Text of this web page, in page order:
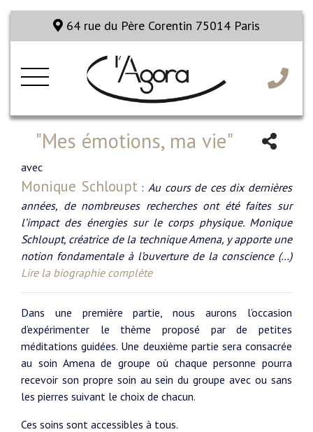
64 rue du Père Corentin 75014 Paris
"Mes émotions, ma vie"
avec
Monique Schloupt: Au cours de ces dix dernières
années, de nombreuses recherches ont été faites sur
l’impact des énergies sur le corps physique. Monique
Schloupt, créatrice de la technique Amena, y apporte une
notion fondamentale à l’ouverture de la conscience (…)
Lire la biographie complète
Dans une première partie, nous aurons l’occasion
d’expérimenter le thème proposé par de petites
méditations guidées. Une deuxième partie sera consacrée
au soin Amena de groupe où chaque personne pourra
recevoir son propre soin au sein du groupe avec ou sans
les pierres suivant le choix de chacun.
Ces soins sont accessibles à tous.